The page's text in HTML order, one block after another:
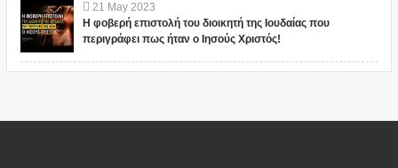
21 May 2023
Η φοβερή επιστολή του διοικητή της Ιουδαίας που
περιγράφει πως ήταν ο Ιησούς Χριστός!